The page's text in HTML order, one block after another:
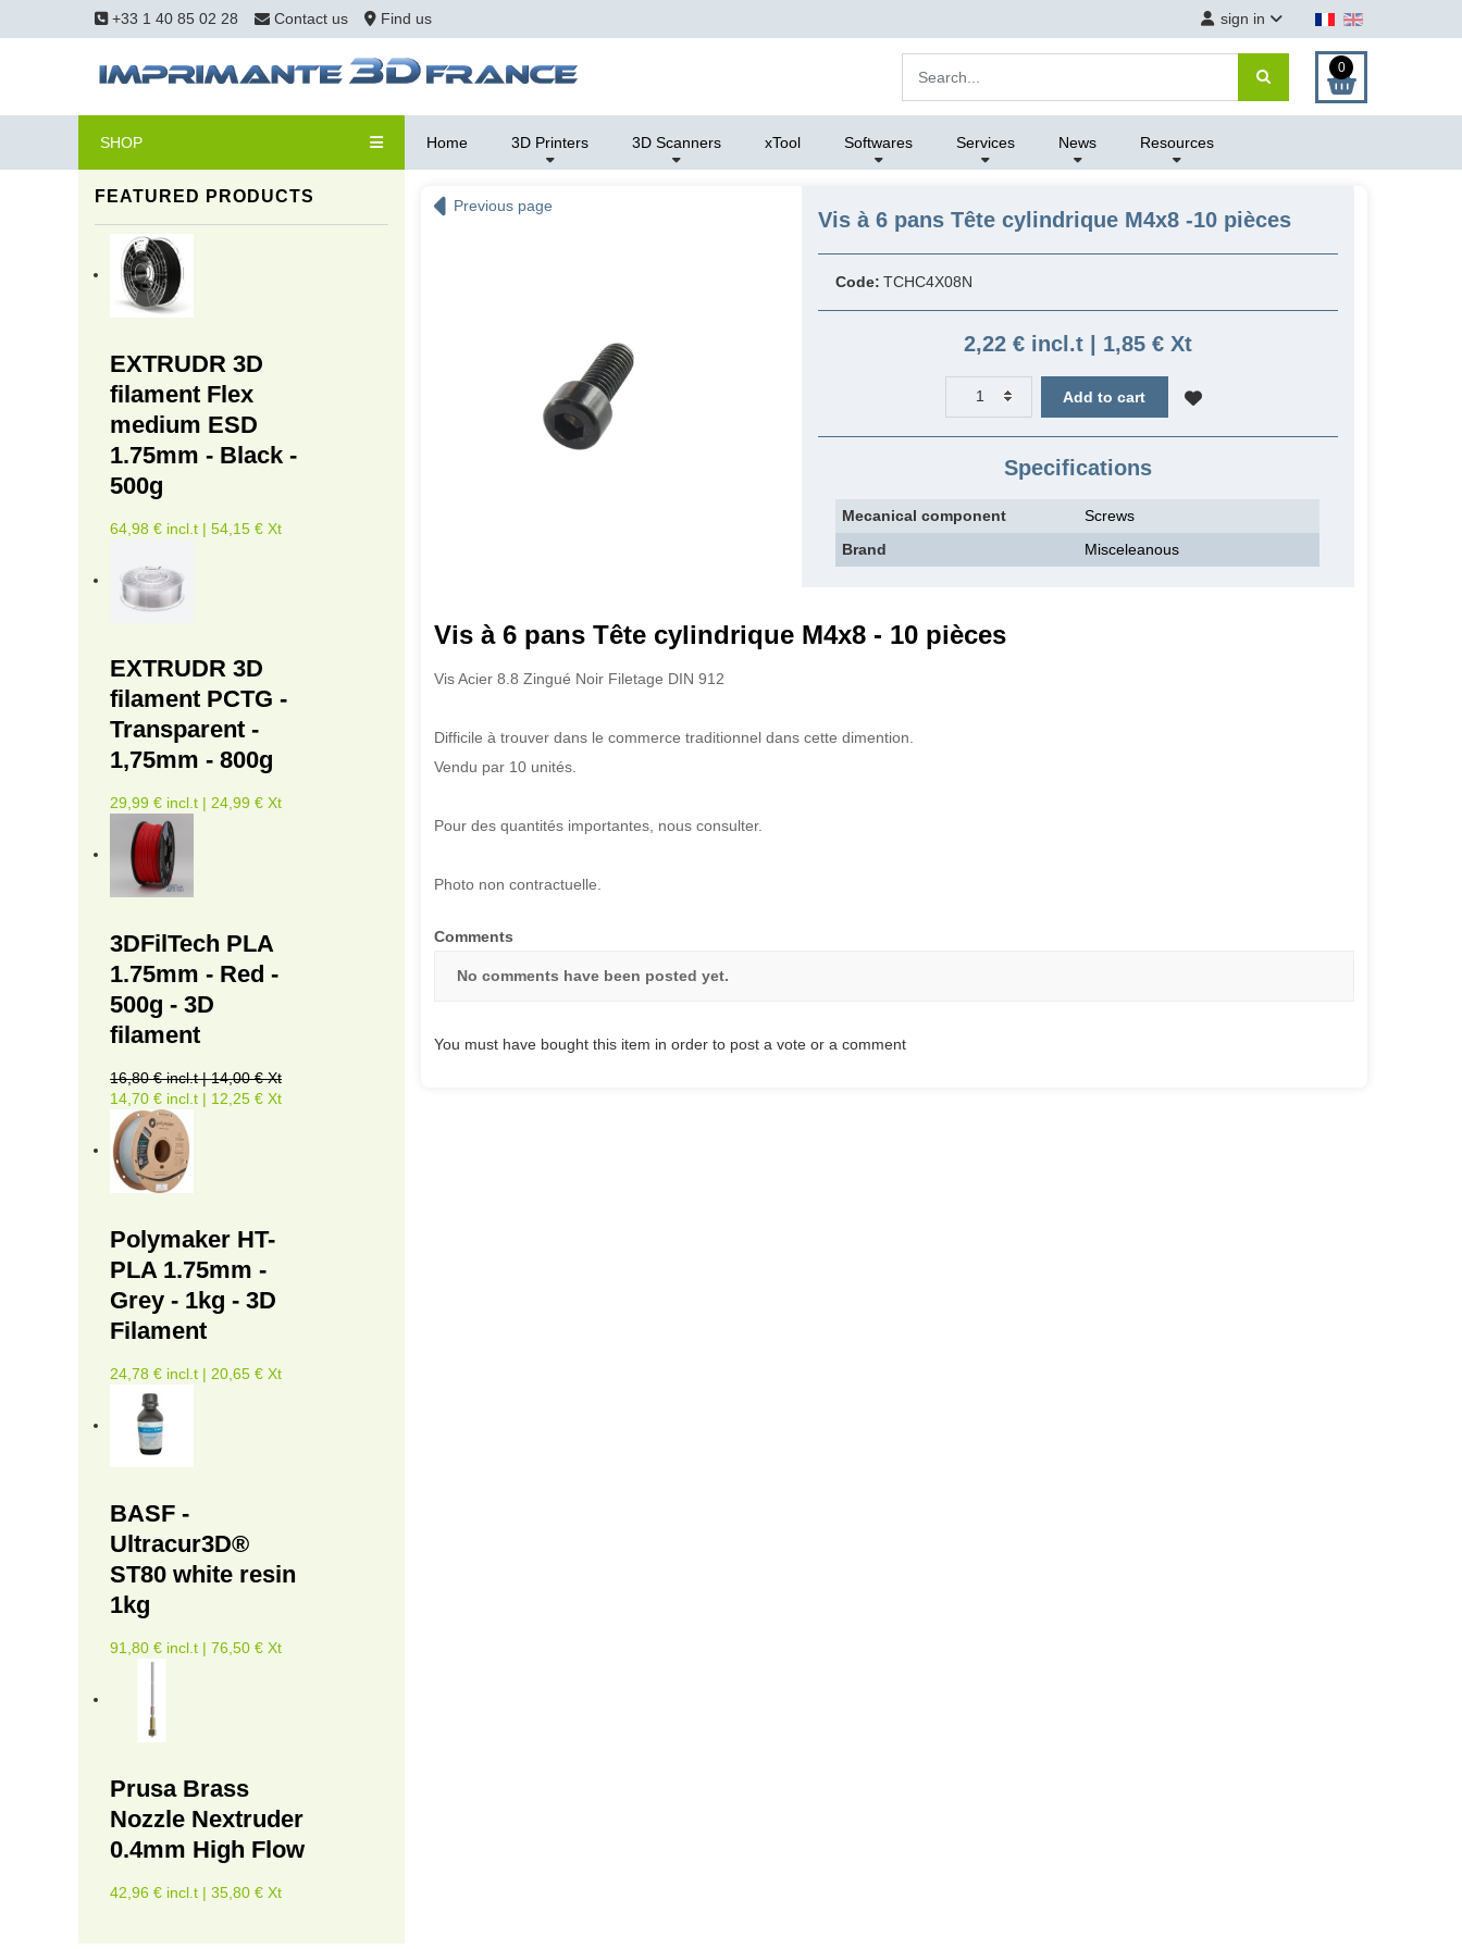
+33 1 40 85 02 28 Contact us Find us sign in
0
SHOP Home 3D Printers 3D Scanners xTool Softwares Services News Resources
FEATURED PRODUCTS
EXTRUDR 3D
filament Flex
medium ESD
1.75mm - Black -
500g
64,98 € incl.t | 54,15 € Xt
EXTRUDR 3D
filament PCTG -
Transparent -
1,75mm - 800g
29,99 € incl.t | 24,99 € Xt
3DFilTech PLA
1.75mm - Red -
500g - 3D
filament
16,80 € incl.t | 14,00 € Xt
14,70 € incl.t | 12,25 € Xt
Polymaker HT-
PLA 1.75mm -
Grey - 1kg - 3D
Filament
24,78 € incl.t | 20,65 € Xt
BASF -
Ultracur3D®
ST80 white resin
1kg
91,80 € incl.t | 76,50 € Xt
Prusa Brass
Nozzle Nextruder
0.4mm High Flow
42,96 € incl.t | 35,80 € Xt
Previous page
Vis à 6 pans Tête cylindrique M4x8 -10 pièces
Code:TCHC4X08N
2,22 € incl.t | 1,85 € Xt
Add to cart
Specifications
Mecanical component
Screws
Brand
Misceleanous
Vis à 6 pans Tête cylindrique M4x8 - 10 pièces
Vis Acier 8.8 Zingué Noir Filetage DIN 912
Difficile à trouver dans le commerce traditionnel dans cette dimention.
Vendu par 10 unités.
Pour des quantités importantes, nous consulter.
Photo non contractuelle.
Comments
No comments have been posted yet.
You must have bought this item in order to post a vote or a comment